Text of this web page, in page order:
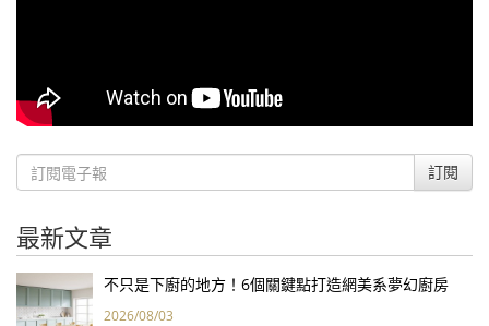
訂閱
最新文章
不只是下廚的地方！6個關鍵點打造網美系夢幻廚房
2026/08/03